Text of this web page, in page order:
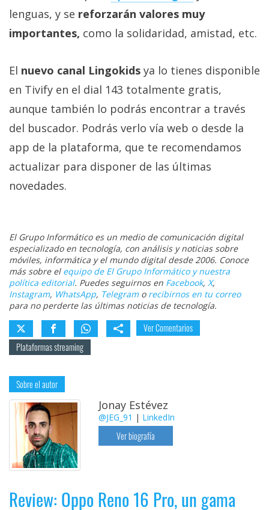
lenguas, y se reforzarán valores muy
importantes, como la solidaridad, amistad, etc.
El nuevo canal Lingokids ya lo tienes disponible
en Tivify en el dial 143 totalmente gratis,
aunque también lo podrás encontrar a través
del buscador. Podrás verlo vía web o desde la
app de la plataforma, que te recomendamos
actualizar para disponer de las últimas
novedades.
El Grupo Informático es un medio de comunicación digital
especializado en tecnología, con análisis y noticias sobre
móviles, informática y el mundo digital desde 2006. Conoce
más sobre el equipo de El Grupo Informático y nuestra
política editorial. Puedes seguirnos en Facebook, X,
Instagram, WhatsApp, Telegramo recibirnos en tu correo
para no perderte las últimas noticias de tecnología.
Ver Comentarios
Plataformas streaming
Sobre el autor
Jonay Estévez
@JEG_91 | LinkedIn
Ver biografía
Review: Oppo Reno 16 Pro, un gama